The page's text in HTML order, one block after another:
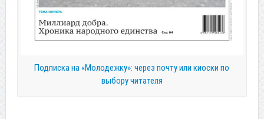
Подписка на «Молодежку»: через почту или киоски по
выбору читателя